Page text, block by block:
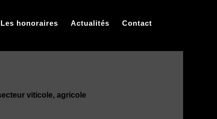
Les honoraires Actualités Contact
viticole, agricole